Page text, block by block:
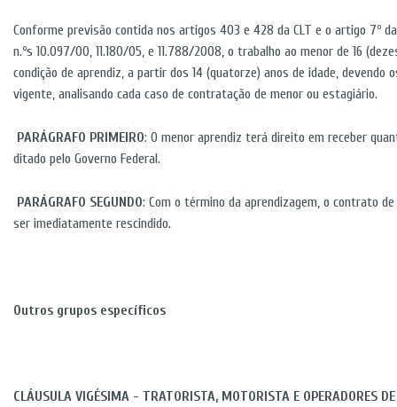
Conforme previsão contida nos artigos 403 e 428 da CLT e o artigo 7º
n.ºs 10.097/00, 11.180/05, e 11.788/2008, o trabalho ao menor de 16
condição de aprendiz, a partir dos 14 (quatorze) anos de idade, devendo
vigente, analisando cada caso de contratação de menor ou estagiário.
PARÁGRAFO PRIMEIRO: O menor aprendiz terá direito em receber
ditado pelo Governo Federal.
PARÁGRAFO SEGUNDO: Com o término da aprendizagem, o contrato
ser imediatamente rescindido.
Outros grupos específicos
CLÁUSULA VIGÉSIMA - TRATORISTA, MOTORISTA E OPERADORES